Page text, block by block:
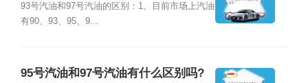
93号汽油和97号汽油的区别：1、目前市场上汽油
有90、93、95、9...
95号汽油和97号汽油有什么区别吗?